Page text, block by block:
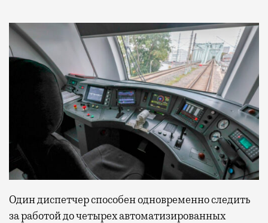
Один диспетчер способен одновременно следить
за работой до четырех автоматизированных